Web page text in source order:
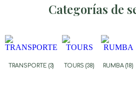
Categorías de
TRANSPORTE (3) TOURS(38) RUMBA(18)